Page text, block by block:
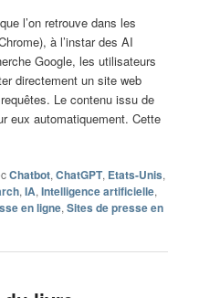
l’on retrouve dans les
à l’instar des AI
Google, les utilisateurs
directement un site web
Le contenu issu de
eux automatiquement. Cette
Chatbot,ChatGPT, Etats-Unis,
,IA,Intelligence artificielle,
en ligne,Sites de presse en